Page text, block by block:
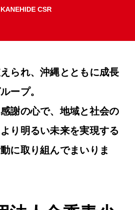
KANEHIDE CSR
られ、沖縄とともに成長
ープ。
謝の心で、地域と社会の
り明るい未来を実現する
に取り組んでまいりま